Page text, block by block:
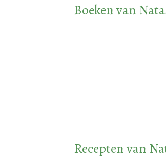
Boeken van
Recepten van